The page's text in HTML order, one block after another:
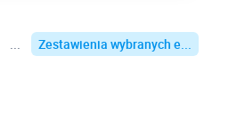
Zestawienia wybranych e...